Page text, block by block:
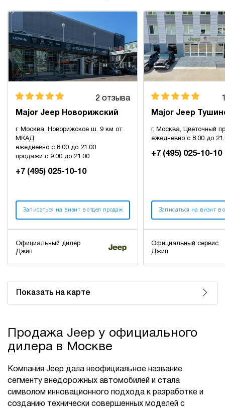
Показать на карте
2 отзыва
Major Jeep Новорижский
г. Москва, Новорижское ш. 9 км от
МКАД
ежедневно с 8.00 до 21.00
продажи с 9.00 до 21.00
+7 (495) 025-10-10
Записаться на визит в отдел продаж
Официальный дилер
Джип
Major Jeep
г. Москва, Цветочный
ежедневно с 8.00 до
+7 (495) 025-10-10
Записаться на визит в
Официальный сервис
Джип
Продажа Jeep у официального
дилера в Москве
Компания Jeep дала неофициальное название
сегменту внедорожных автомобилей и стала
символом инновационного подхода к разработке и
созданию технически совершенных моделей с